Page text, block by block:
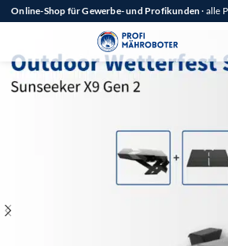
Online-Shop für Gewerbe- und Profikunden· alle